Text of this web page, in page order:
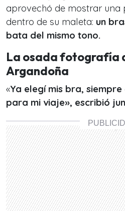
aprovechó de mostrar
dentro de su maleta: un
bata del mismo tono.
La osada fotografía
Argandoña
«Ya elegí mis bra,
para mi viaje», escribió